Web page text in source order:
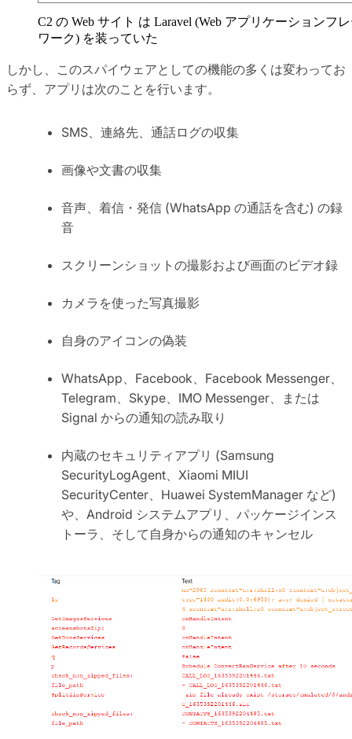
C2 の Web サイト は Laravel (Web アプリケーションフ
ワーク) を装っていた
しかし、このスパイウェアとしての機能の多くは変わってお
らず、アプリは次のことを行います。
SMS、連絡先、通話ログの収集
画像や文書の収集
音声、着信・発信 (WhatsApp の通話を含む) の録
音
スクリーンショットの撮影および画面のビデオ録
カメラを使った写真撮影
自身のアイコンの偽装
WhatsApp、Facebook、Facebook Messenger、
Telegram、Skype、IMO Messenger、または
Signal からの通知の読み取り
内蔵のセキュリティアプリ (Samsung
SecurityLogAgent、Xiaomi MIUI
SecurityCenter、Huawei SystemManager など)
や、Android システムアプリ、パッケージインス
トーラ、そして自身からの通知のキャンセル